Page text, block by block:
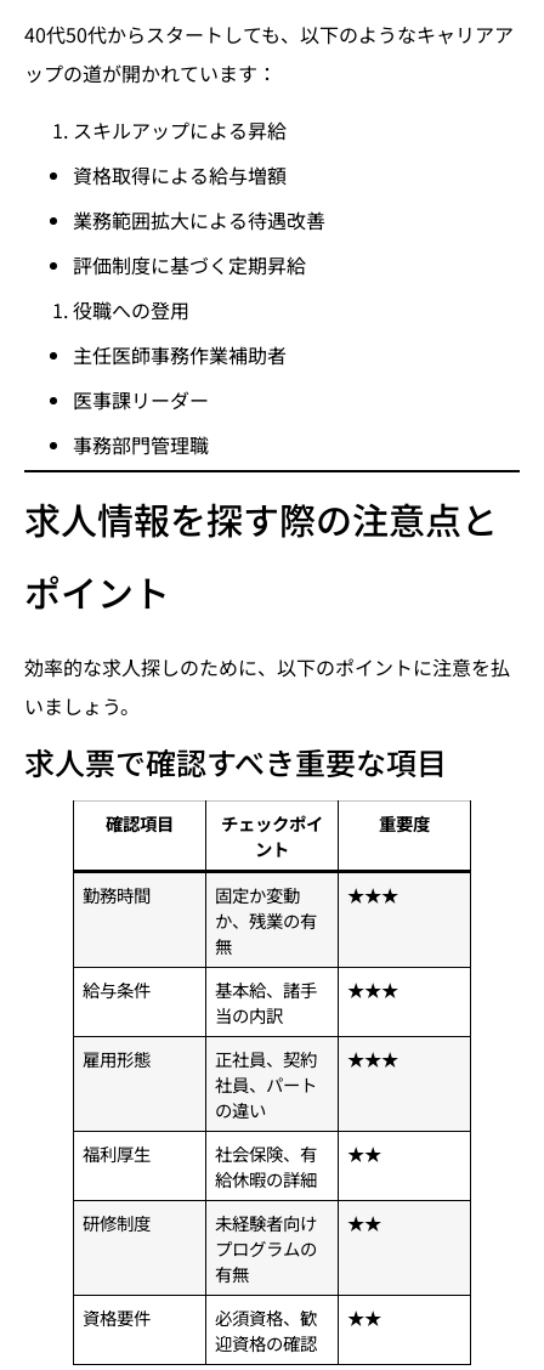
40代50代からスタートしても、以下のようなキャリアア
ップの道が開かれています：
スキルアップによる昇給
資格取得による給与増額
業務範囲拡大による待遇改善
評価制度に基づく定期昇給
役職への登用
主任医師事務作業補助者
医事課リーダー
事務部門管理職
求人情報を探す際の注意点と
ポイント
効率的な求人探しのために、以下のポイントに注意を払
いましょう。
求人票で確認すべき重要な項目
確認項目
チェックポイ
ント
重要度
勤務時間
固定か変動
か、残業の有
無
★★★
給与条件
基本給、諸手
当の内訳
★★★
雇用形態
正社員、契約
社員、パート
の違い
★★★
福利厚生
社会保険、有
給休暇の詳細
★★
研修制度
未経験者向け
プログラムの
有無
★★
資格要件
必須資格、歓
迎資格の確認
★★